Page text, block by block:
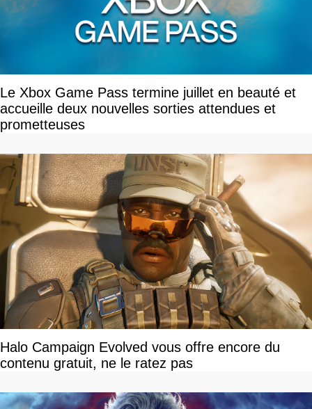
Le Xbox Game Pass termine juillet en beauté et
accueille deux nouvelles sorties attendues et
prometteuses
Halo Campaign Evolved vous offre encore du
contenu gratuit, ne le ratez pas